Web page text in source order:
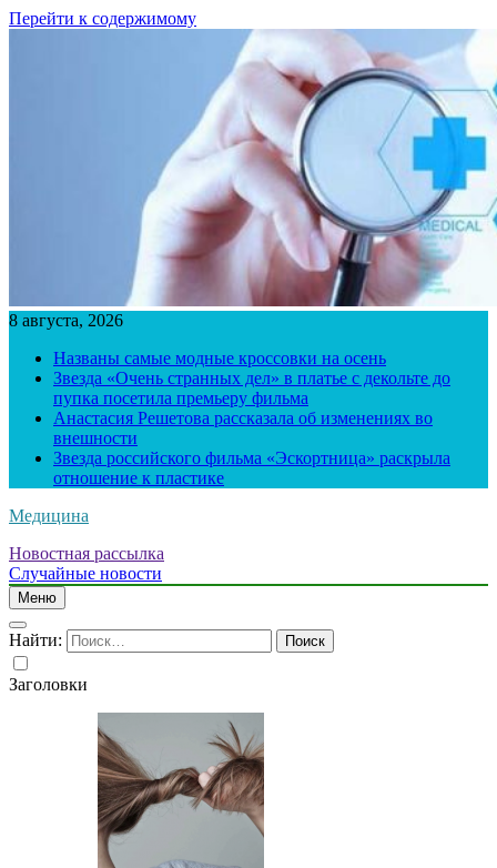
Перейти к содержимому
8 августа, 2026
Названы самые модные кроссовки на осень
Звезда «Очень странных дел» в платье с декольте до
пупка посетила премьеру фильма
Анастасия Решетова рассказала об изменениях во
внешности
Звезда российского фильма «Эскортница» раскрыла
отношение к пластике
Медицина
Новостная рассылка
Случайные новости
Меню
Найти:
Заголовки